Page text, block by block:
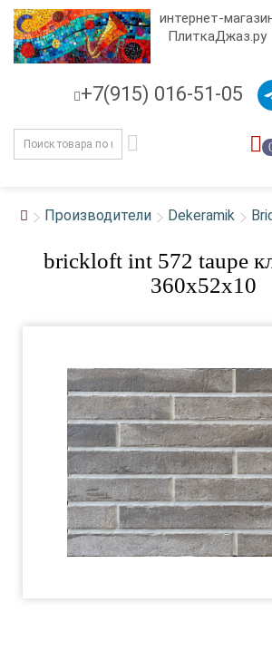
интернет-
ПлиткаДжаз.ру
+7(915) 016-51-05
Производители Dekeramik
brickloft int 572 taupe
360х52х10